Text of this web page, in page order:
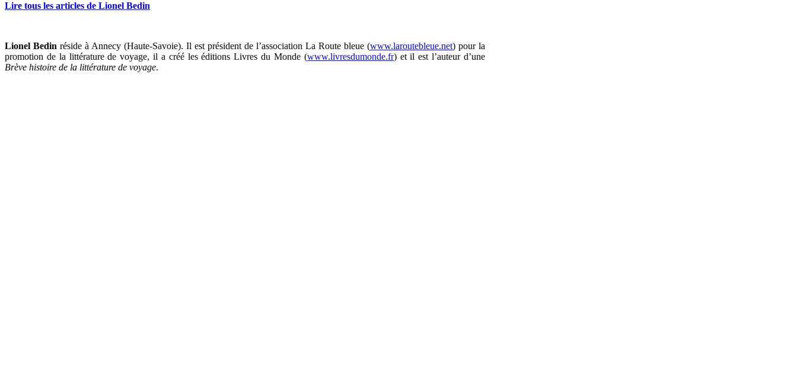
Lire tous les articles de Lionel Bedin
Lionel Bedin réside à Annecy (Haute-Savoie). Il est président de l’association La Route bleue (www.laroutebleue.net) pour la
promotion de la littérature de voyage, il a créé les éditions Livres du Monde (www.livresdumonde.fr) et il est l’auteur d’une
Brève histoire de la littérature de voyage.